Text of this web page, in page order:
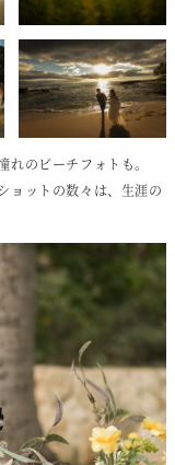
のビーチフォトも。
ョットの数々は、生涯の